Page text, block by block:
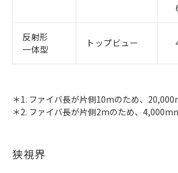
反射形
一体型
トップビュー
＊1. ファイバ長が片側10mのため、
＊2. ファイバ長が片側2mのため、
狭視界